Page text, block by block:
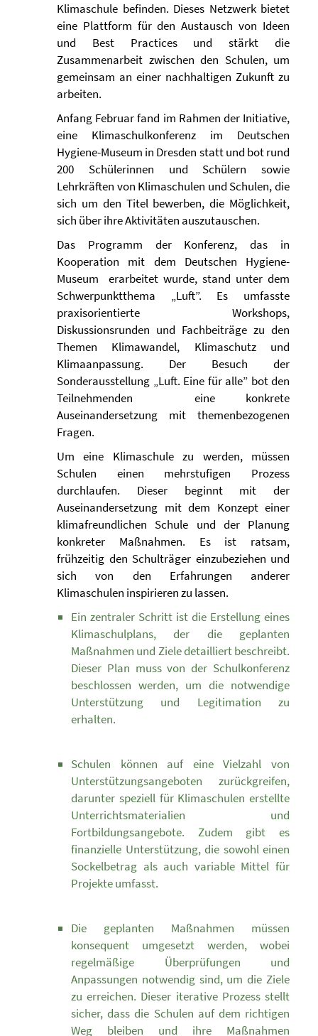
Klimaschule befinden. Dieses Netzwerk bietet
eine Plattform für den Austausch von Ideen
und Best Practices und stärkt die
Zusammenarbeit zwischen den Schulen, um
gemeinsam an einer nachhaltigen Zukunft zu
arbeiten.
Anfang Februar fand im Rahmen der Initiative,
eine Klimaschulkonferenz im Deutschen
Hygiene-Museum in Dresden statt und bot rund
200 Schülerinnen und Schülern sowie
Lehrkräften von Klimaschulen und Schulen, die
sich um den Titel bewerben, die Möglichkeit,
sich über ihre Aktivitäten auszutauschen.
Das Programm der Konferenz, das in
Kooperation mit dem Deutschen Hygiene-
Museum erarbeitet wurde, stand unter dem
Schwerpunktthema „Luft”. Es umfasste
praxisorientierte Workshops,
Diskussionsrunden und Fachbeiträge zu den
Themen Klimawandel, Klimaschutz und
Klimaanpassung. Der Besuch der
Sonderausstellung „Luft. Eine für alle” bot den
Teilnehmenden eine konkrete
Auseinandersetzung mit themenbezogenen
Fragen.
Um eine Klimaschule zu werden, müssen
Schulen einen mehrstufigen Prozess
durchlaufen. Dieser beginnt mit der
Auseinandersetzung mit dem Konzept einer
klimafreundlichen Schule und der Planung
konkreter Maßnahmen. Es ist ratsam,
frühzeitig den Schulträger einzubeziehen und
sich von den Erfahrungen anderer
Klimaschulen inspirieren zu lassen.
Ein zentraler Schritt ist die Erstellung eines
Klimaschulplans, der die geplanten
Maßnahmen und Ziele detailliert beschreibt.
Dieser Plan muss von der Schulkonferenz
beschlossen werden, um die notwendige
Unterstützung und Legitimation zu
erhalten.
Schulen können auf eine Vielzahl von
Unterstützungsangeboten zurückgreifen,
darunter speziell für Klimaschulen erstellte
Unterrichtsmaterialien und
Fortbildungsangebote. Zudem gibt es
finanzielle Unterstützung, die sowohl einen
Sockelbetrag als auch variable Mittel für
Projekte umfasst.
Die geplanten Maßnahmen müssen
konsequent umgesetzt werden, wobei
regelmäßige Überprüfungen und
Anpassungen notwendig sind, um die Ziele
zu erreichen. Dieser iterative Prozess stellt
sicher, dass die Schulen auf dem richtigen
Weg bleiben und ihre Maßnahmen